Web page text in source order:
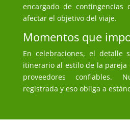
encargado de
afectar el objetivo del viaje.
Momentos que
En celebraciones, el detalle
itinerario al estilo de la pareja
proveedores confiables.
registrada y eso obliga a